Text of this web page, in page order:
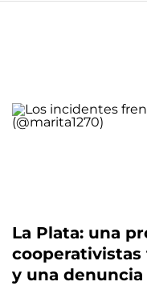
La Plata: una
y una